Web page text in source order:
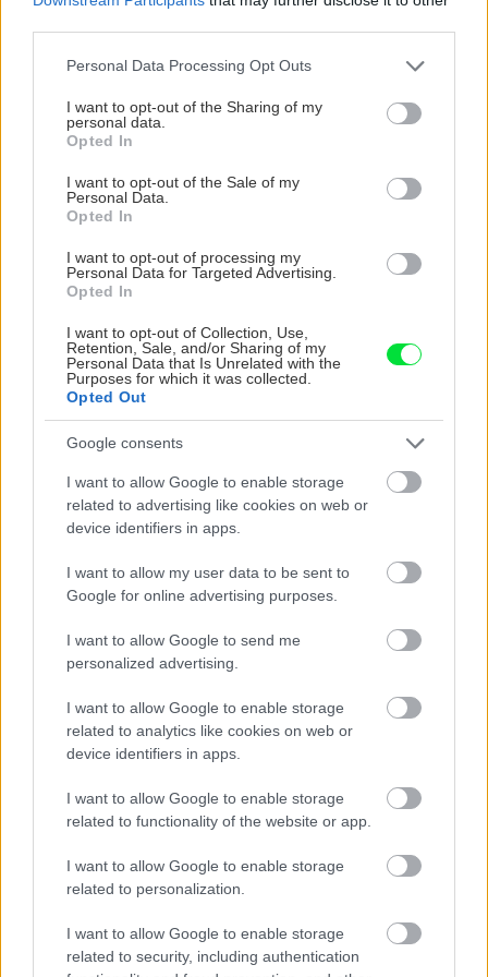
Please note that this website/app uses one or more Google
not limited to your visit or usage behaviour. You may click to
grant or deny consent to Google and its third-party tags to
use your data for below specified purposes in below Google
consent section.
Personal Data Processing Opt Outs
I want to opt-out of the Sharing of my
personal data.
Opted In
I want to opt-out of the Sale of my
Personal Data.
Opted In
I want to opt-out of processing my
Personal Data for Targeted Advertising.
Opted In
I want to opt-out of Collection, Use,
Retention, Sale, and/or Sharing of my
Personal Data that Is Unrelated with the
Purposes for which it was collected.
Opted Out
Google consents
I want to allow Google to enable storage
related to advertising like cookies on web or
device identifiers in apps.
I want to allow my user data to be sent to
Google for online advertising purposes.
I want to allow Google to send me
personalized advertising.
I want to allow Google to enable storage
related to analytics like cookies on web or
device identifiers in apps.
I want to allow Google to enable storage
related to functionality of the website or app.
I want to allow Google to enable storage
related to personalization.
I want to allow Google to enable storage
related to security, including authentication
Do stredu hranola vyvŕtame dieru s priemerom
14 mm.
Zdroj: Lukáš Urblík
Do diery vložíme závitovú tyč, na ktorú
Zdroj: Lukáš Urblík